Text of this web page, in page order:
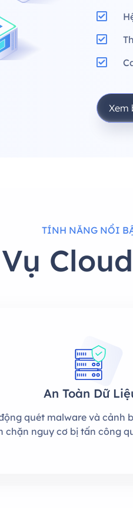
Xem
TÍNH NĂNG NỔI
An Toàn Dữ
quét malware và cảnh
chặn nguy cơ bị tấn công